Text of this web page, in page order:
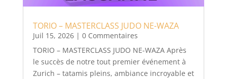
TORIO – MASTERCLASS JUDO NE-WAZA
Juil 15, 2026| 0 Commentaires
TORIO – MASTERCLASS JUDO NE-WAZA Après
le succès de notre tout premier événement à
Zurich – tatamis pleins, ambiance incroyable et